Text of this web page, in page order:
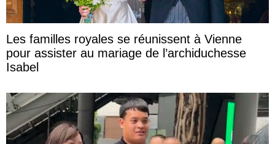
Les familles royales se réunissent à Vienne
pour assister au mariage de l’archiduchesse
Isabel